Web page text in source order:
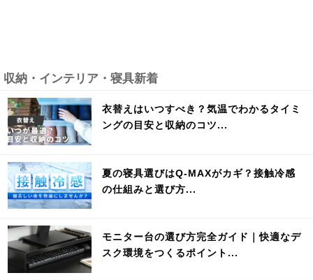
収納・インテリア・寝具新着
衣替えはいつすべき？気温でわかるタイミ
ングの目安と収納のコツ...
夏の寝具選びはQ-MAXがカギ？接触冷感
の仕組みと選び方...
モニター台の選び方完全ガイド｜快適なデ
スク環境をつくるポイント...